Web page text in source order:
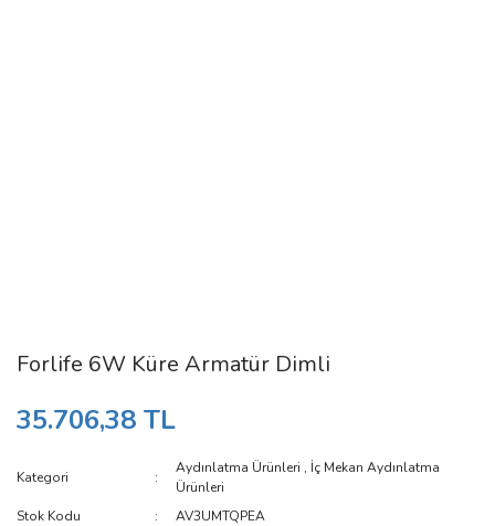
Forlife 6W Küre Armatür Dimli
35.706,38 TL
Kategori
Aydınlatma Ürünleri , İç Mekan Aydınlatma
Ürünleri
Stok Kodu
AV3UMTQPEA